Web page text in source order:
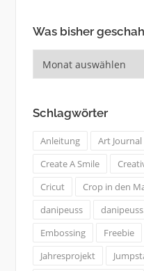
Was bisher
bisher
Schlagwörter
Anleitung Art Journal
Create A Smile
Cricut
Crop in den
danipeuss
Embossing
Freebie
Jahresprojekt